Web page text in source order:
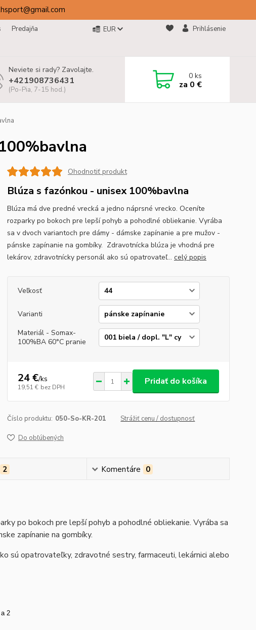
Predajňa
EUR Prihlásenie
Neviete si rady? Zavolajte.
+421908736431
(Po-Pia, 7-15 hod.)
0ks
za 0 €
Ohodnotiť produkt
Blúza s fazónkou - unisex 100%bavlna
Blúza má dve predné vrecká a jedno náprsné vrecko. Oceníte
rozparky po bokoch pre lepší pohyb a pohodlné obliekanie. Vyrába
sa v dvoch variantoch pre dámy - dámske zapínanie a pre mužov -
pánske zapínanie na gombíky. Zdravotnícka blúza je vhodná pre
lekárov, zdravotnícky personál ako sú opatrovateľ... celý popis
Veľkosť
Varianti
Materiál - Somax-
100%BA 60°C pranie
24 €/ks
19,51 € bez DPH
Pridať do košíka
Číslo produktu: 050-So-KR-201 Strážiť cenu / dostupnosť
Do obľúbených
2 Komentáre 0
po bokoch pre lepší pohyb a pohodlné obliekanie. Vyrába sa
zapínanie na gombíky.
sú opatrovateľky, zdravotné sestry, farmaceuti, lekárnici alebo
2